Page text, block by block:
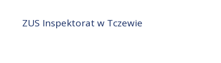
ZUS Inspektorat w Tczewie